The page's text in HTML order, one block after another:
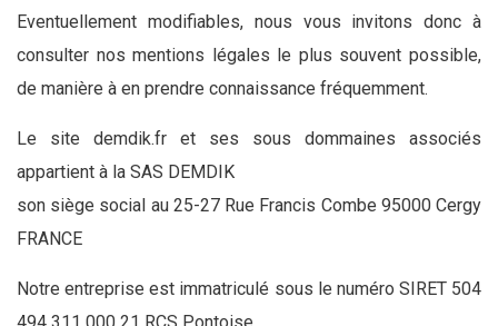
Eventuellement modifiables, nous vous invitons donc à
consulter nos mentions légales le plus souvent possible,
de manière à en prendre connaissance fréquemment.
Le site demdik.fr et ses sous dommaines associés
appartient à la SAS DEMDIK
son siège social au 25-27 Rue Francis Combe 95000 Cergy
FRANCE
Notre entreprise est immatriculé sous le numéro SIRET 504